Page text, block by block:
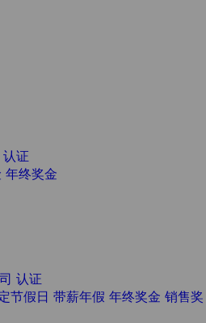
认证
年终奖金
认证
节假日 带薪年假 年终奖金 销售奖